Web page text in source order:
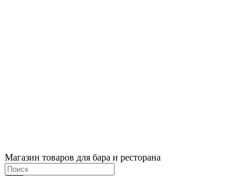
Магазин товаров для бара и ресторана